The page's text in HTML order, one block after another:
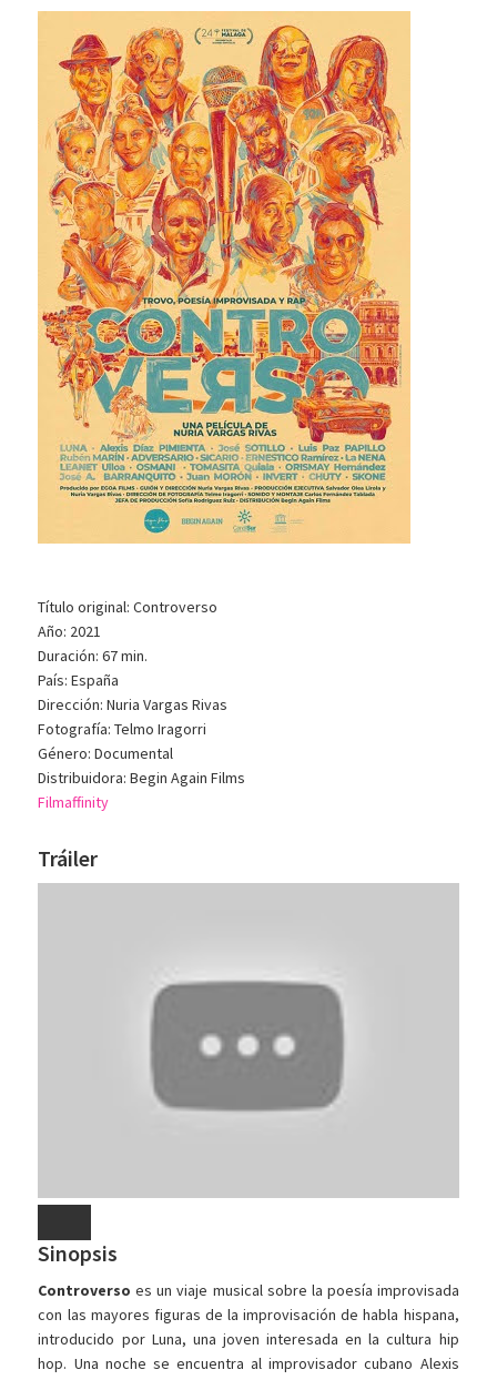
Título original: Controverso
Año: 2021
Duración: 67 min.
País: España
Dirección: Nuria Vargas Rivas
Fotografía: Telmo Iragorri
Género: Documental
Distribuidora: Begin Again Films
Filmaffinity
Tráiler
Sinopsis
Controverso es un viaje musical sobre la poesía improvisada
con las mayores figuras de la improvisación de habla hispana,
introducido por Luna, una joven interesada en la cultura hip
hop. Una noche se encuentra al improvisador cubano Alexis